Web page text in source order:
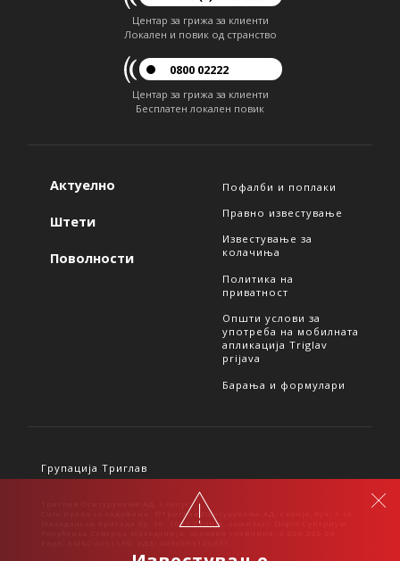
Центар за грижа за клиенти
Локален и повик од странство
0800 02222
Центар за грижа за клиенти
Бесплатен локален повик
Актуелно
Штети
Поволности
Пофалби и поплаки
Правно известување
Известување за
колачиња
Политика на
приватност
Општи услови за
употреба на мобилната
апликација Triglav
prijava
Барања и формулари
Групација Триглав
Сите права се задржани. ©Триглав Осигурување АД, Скопје, бул. 3-та
Македонска Бригада бр. 36, 1000 Скопје, комплекс Порта Супериум,